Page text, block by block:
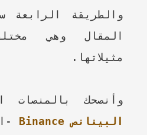
والطريقة الرابعة
المقال وهي
مثيلاتها.
وأنصحك بالمنصات
البينانص Binance
-